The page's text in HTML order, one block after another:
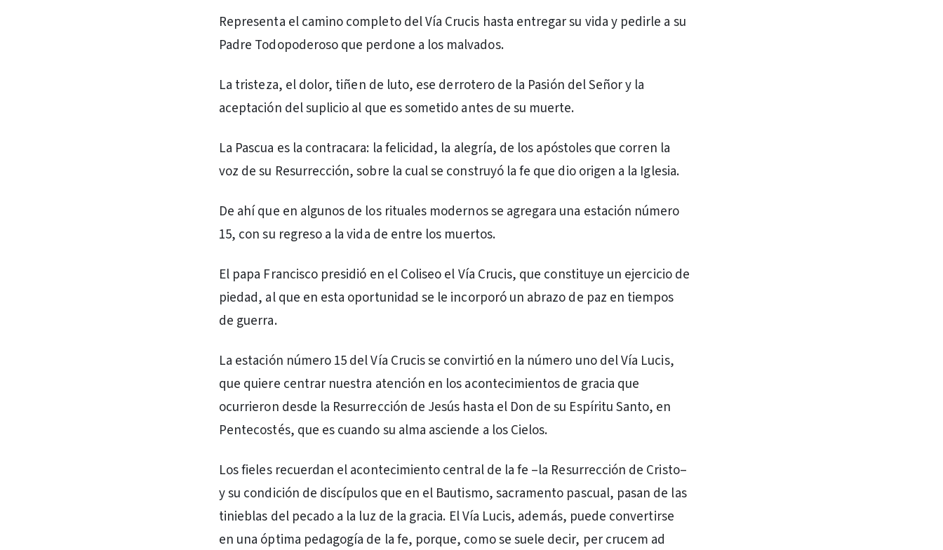
Representa el camino completo del Vía Crucis hasta entregar su vida y pedirle a su
Padre Todopoderoso que perdone a los malvados.
La tristeza, el dolor, tiñen de luto, ese derrotero de la Pasión del Señor y la
aceptación del suplicio al que es sometido antes de su muerte.
La Pascua es la contracara: la felicidad, la alegría, de los apóstoles que corren la
voz de su Resurrección, sobre la cual se construyó la fe que dio origen a la Iglesia.
De ahí que en algunos de los rituales modernos se agregara una estación número
15, con su regreso a la vida de entre los muertos.
El papa Francisco presidió en el Coliseo el Vía Crucis, que constituye un ejercicio de
piedad, al que en esta oportunidad se le incorporó un abrazo de paz en tiempos
de guerra.
La estación número 15 del Vía Crucis se convirtió en la número uno del Vía Lucis,
que quiere centrar nuestra atención en los acontecimientos de gracia que
ocurrieron desde la Resurrección de Jesús hasta el Don de su Espíritu Santo, en
Pentecostés, que es cuando su alma asciende a los Cielos.
Los fieles recuerdan el acontecimiento central de la fe –la Resurrección de Cristo–
y su condición de discípulos que en el Bautismo, sacramento pascual, pasan de las
tinieblas del pecado a la luz de la gracia. El Vía Lucis, además, puede convertirse
en una óptima pedagogía de la fe, porque, como se suele decir, per crucem ad